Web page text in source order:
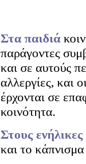
Στα παιδιά
παράγοντες
και σε αυτούς
αλλεργίες, και
έρχονται σε
κοινότητα.
Στους ενήλικες
και το κάπνισμα